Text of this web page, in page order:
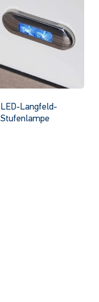
LED-Langfeld-
Stufenlampe